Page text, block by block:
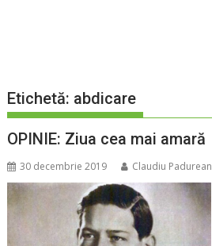
Etichetă: abdicare
OPINIE: Ziua cea mai amară
30 decembrie 2019 Claudiu Padurean